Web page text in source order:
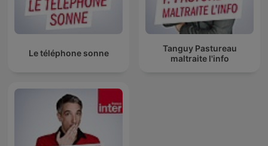
Le téléphone sonne
Tanguy Pastureau
maltraite l'info